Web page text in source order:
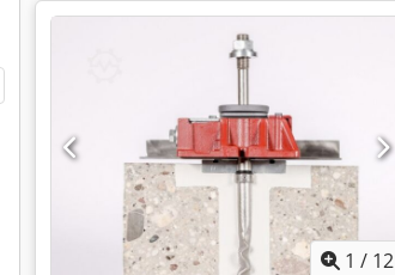
1 / 12